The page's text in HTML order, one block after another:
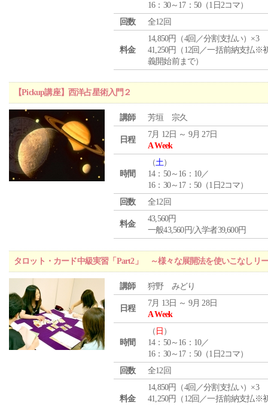
16：30～17：50（1日2コマ）
回数
全12回
料金
14,850円（4回／分割支払い）×3
41,250円（12回／一括前納支払※
義開始前まで）
【Pickup講座】西洋占星術入門２
講師 芳垣 宗久
日程
7月 12日 ～ 9月 27日
A Week
時間
（土）
14：50～16：10／
16：30～17：50（1日2コマ）
回数
全12回
料金
43,560円
一般43,560円/入学者39,600円
タロット・カード中級実習「Part2」 ～様々な展開法を使いこなしリ
講師 狩野 みどり
日程
7月 13日 ～ 9月 28日
A Week
時間
（ 日 ）
14：50～16：10／
16：30～17：50（1日2コマ）
回数
全12回
料金
14,850円（4回／分割支払い）×3
41,250円（12回／一括前納支払※